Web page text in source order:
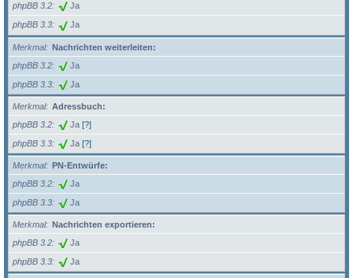
phpBB 3.2
Ja
phpBB 3.3 Ja
Merkmal
Nachrichten weiterleiten:
phpBB 3.2
Ja
phpBB 3.3 Ja
Merkmal
Adressbuch:
phpBB 3.2
Ja [?]
phpBB 3.3 Ja [?]
Merkmal
PN-Entwürfe:
phpBB 3.2
Ja
phpBB 3.3 Ja
Merkmal
Nachrichten exportieren:
phpBB 3.2
Ja
phpBB 3.3 Ja